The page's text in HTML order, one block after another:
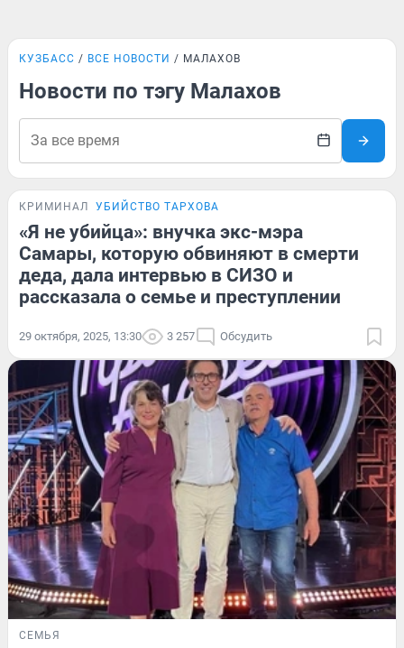
КУЗБАСС ВСЕ НОВОСТИ МАЛАХОВ
Новости по тэгу Малахов
КРИМИНАЛ УБИЙСТВО ТАРХОВА
«Я не убийца»: внучка экс-мэра
Самары, которую обвиняют в смерти
деда, дала интервью в СИЗО и
рассказала о семье и преступлении
29 октября, 2025, 13:30 3 257 Обсудить
СЕМЬЯ